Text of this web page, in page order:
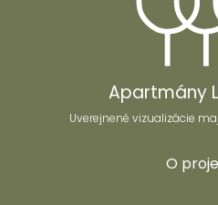
Apartmány
Uverejnené vizualizácie
O